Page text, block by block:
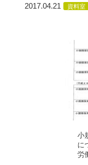
2017.04.21 資料室
小
に
労